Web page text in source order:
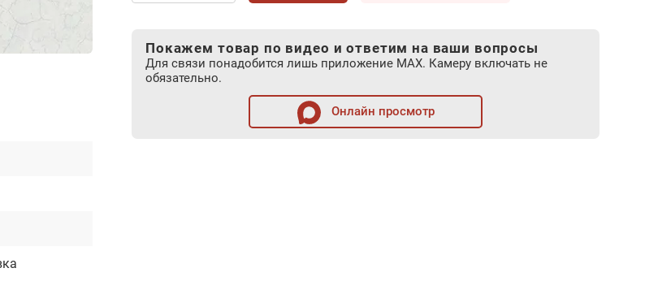
Покажем товар по видео и ответим на ваши вопросы
Для связи понадобится лишь приложение MAX. Камеру включать не
обязательно.
Онлайн просмотр